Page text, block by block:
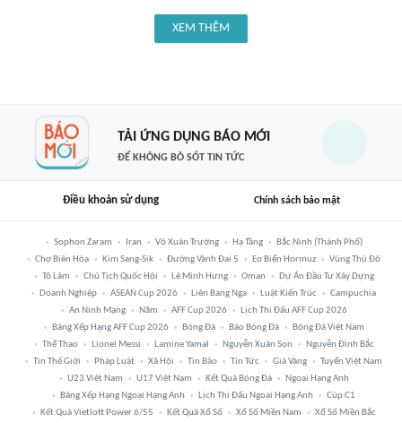
XEM THÊM
TẢI ỨNG DỤNG BÁO MỚI
ĐỂ KHÔNG BỎ SÓT TIN TỨC
Điều khoản sử dụng Chính sách bảo mật
Sophon Zaram Iran Võ Xuân Trường Hạ Tầng
Bắc Ninh (thành Phố)
Chợ Biên Hòa
Kim Sang-Sik Đường Vành Đai 5 Eo Biển Hormuz
Vùng Thủ Đô
Tô Lâm
Chủ Tịch Quốc Hội Lê Minh Hưng Oman
Dự Án Đầu Tư Xây Dựng
Doanh Nghiệp
ASEAN Cup 2026 Liên Bang Nga Luật Kiến Trúc
Campuchia
An Ninh Mạng
Năm AFF Cup 2026
Lịch Thi Đấu AFF Cup 2026
Bảng Xếp Hạng AFF Cup 2026
Bóng Đá Báo Bóng Đá
Bóng Đá Việt Nam
Thể Thao
Lionel Messi Lamine Yamal Nguyễn Xuân Son
Nguyễn Đình Bắc
Tin Thế Giới
Pháp Luật Xã Hội Tin Bão Tin Tức Giá Vàng
Tuyển Việt Nam
U23 Việt Nam
U17 Việt Nam Kết Quả Bóng Đá
Ngoại Hạng Anh
Bảng Xếp Hạng Ngoại Hạng Anh
Lịch Thi Đấu Ngoại Hạng Anh
Cúp C1
Kết Quả Vietlott Power 6/55
Kết Quả Xổ Số Xổ Số Miền Nam Xổ Số Miền Bắc